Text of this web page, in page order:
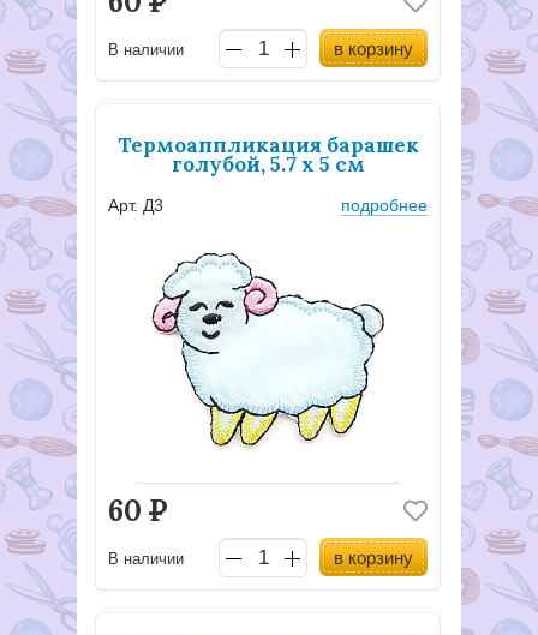
В наличии в корзину
Термоаппликация барашек
голубой, 5.7 х 5 см
Арт. Д3 подробнее
60 Р
В наличии в корзину